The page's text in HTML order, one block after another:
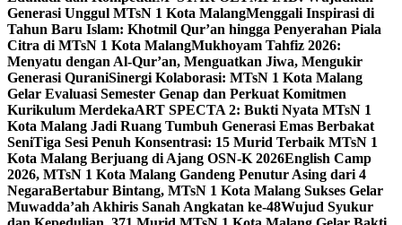
Generasi Unggul MTsN 1 Kota MalangMenggali Inspirasi di
Tahun Baru Islam: Khotmil Qur’an hingga Penyerahan Piala
Citra di MTsN 1 Kota MalangMukhoyam Tahfiz 2026:
Menyatu dengan Al-Qur’an, Menguatkan Jiwa, Mengukir
Generasi QuraniSinergi Kolaborasi: MTsN 1 Kota Malang
Gelar Evaluasi Semester Genap dan Perkuat Komitmen
Kurikulum MerdekaART SPECTA 2: Bukti Nyata MTsN 1
Kota Malang Jadi Ruang Tumbuh Generasi Emas Berbakat
SeniTiga Sesi Penuh Konsentrasi: 15 Murid Terbaik MTsN 1
Kota Malang Berjuang di Ajang OSN-K 2026English Camp
2026, MTsN 1 Kota Malang Gandeng Penutur Asing dari 4
NegaraBertabur Bintang, MTsN 1 Kota Malang Sukses Gelar
Muwadda’ah Akhiris Sanah Angkatan ke-48Wujud Syukur